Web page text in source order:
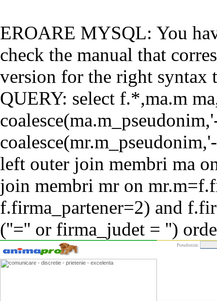
EROARE MYSQL: You
check the manual that
version for the right syntax
QUERY: select f.*,ma.m
left outer join membri ma
join membri mr on
f.firma_partener=2) and
(''='' or firma_judet = '')
Pseudonim: